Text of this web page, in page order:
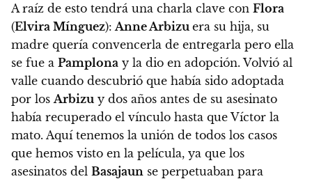
A raíz de esto tendrá una charla clave con Flora
(Elvira Mínguez): Anne Arbizu era su hija, su
madre quería convencerla de entregarla pero ella
se fue a Pamplona y la dio en adopción. Volvió al
valle cuando descubrió que había sido adoptada
por los Arbizu y dos años antes de su asesinato
había recuperado el vínculo hasta que Víctor la
mato. Aquí tenemos la unión de todos los casos
que hemos visto en la película, ya que los
asesinatos del Basajaun se perpetuaban para